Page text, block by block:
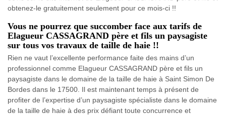
obtenez-le gratuitement seulement pour ce mois-ci !!
Vous ne pourrez que succomber face aux tarifs de
Elagueur CASSAGRAND père et fils un paysagiste
sur tous vos travaux de taille de haie !!
Rien ne vaut l’excellente performance faite des mains d’un
professionnel comme Elagueur CASSAGRAND père et fils un
paysagiste dans le domaine de la taille de haie à Saint Simon De
Bordes dans le 17500. Il est maintenant temps à présent de
profiter de l’expertise d’un paysagiste spécialiste dans le domaine
de la taille de haie à des prix défiant toute concurrence et